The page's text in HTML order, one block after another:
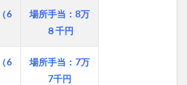
6
場所手当：8万
８千円
6
場所手当：7万
7千円